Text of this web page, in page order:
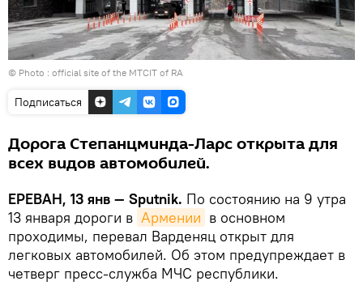
© Photo : official site of the MTCIT of RA
Подписаться
Дорога Степанцминда-Ларс открыта для
всех видов автомобилей.
ЕРЕВАН, 13 янв — Sputnik. По состоянию на 9 утра
13 января дороги в Армении в основном
проходимы, перевал Варденяц открыт для
легковых автомобилей. Об этом предупреждает в
четверг пресс-служба МЧС республики.